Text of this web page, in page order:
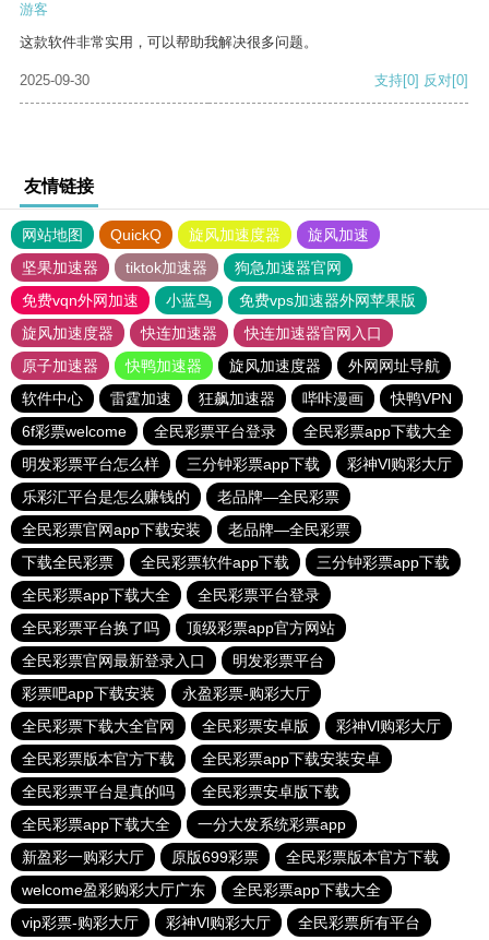
游客
这款软件非常实用，可以帮助我解决很多问题。
2025-09-30 支持[0] 反对[0]
友情链接
网站地图 QuickQ 旋风加速度器
旋风加速
坚果加速器
tiktok加速器
狗急加速器官网
免费vqn外网加速
小蓝鸟
免费vps加速器外网苹果版
旋风加速度器
快连加速器
快连加速器官网入口
原子加速器
快鸭加速器 旋风加速度器
外网网址导航
软件中心
雷霆加速 狂飙加速器 哔咔漫画
快鸭VPN
6f彩票welcome
全民彩票平台登录
全民彩票app下载大全
明发彩票平台怎么样
三分钟彩票app下载
彩神Vl购彩大厅
乐彩汇平台是怎么赚钱的
老品牌—全民彩票
全民彩票官网app下载安装
老品牌—全民彩票
下载全民彩票
全民彩票软件app下载
三分钟彩票app下载
全民彩票app下载大全
全民彩票平台登录
全民彩票平台换了吗
顶级彩票app官方网站
全民彩票官网最新登录入口
明发彩票平台
彩票吧app下载安装
永盈彩票-购彩大厅
全民彩票下载大全官网
全民彩票安卓版
彩神Vl购彩大厅
全民彩票版本官方下载
全民彩票app下载安装安卓
全民彩票平台是真的吗
全民彩票安卓版下载
全民彩票app下载大全
一分大发系统彩票app
新盈彩一购彩大厅
原版699彩票
全民彩票版本官方下载
welcome盈彩购彩大厅广东
全民彩票app下载大全
vip彩票-购彩大厅
彩神Vl购彩大厅 全民彩票所有平台